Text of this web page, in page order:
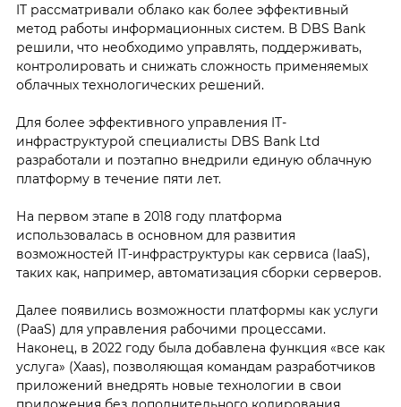
IT рассматривали облако как более эффективный
метод работы информационных систем. В DBS Bank
решили, что необходимо управлять, поддерживать,
контролировать и снижать сложность применяемых
облачных технологических решений.
Для более эффективного управления IT-
инфраструктурой специалисты DBS Bank Ltd
разработали и поэтапно внедрили единую облачную
платформу в течение пяти лет.
На первом этапе в 2018 году платформа
использовалась в основном для развития
возможностей IT-инфраструктуры как сервиса (IaaS),
таких как, например, автоматизация сборки серверов.
Далее появились возможности платформы как услуги
(PaaS) для управления рабочими процессами.
Наконец, в 2022 году была добавлена функция «все как
услуга» (Xaas), позволяющая командам разработчиков
приложений внедрять новые технологии в свои